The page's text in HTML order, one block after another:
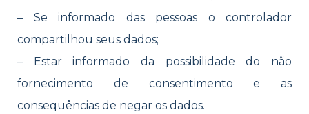
– Se informado das pessoas o controlador
compartilhou seus dados;
– Estar informado da possibilidade do não
fornecimento de consentimento e as
consequências de negar os dados.